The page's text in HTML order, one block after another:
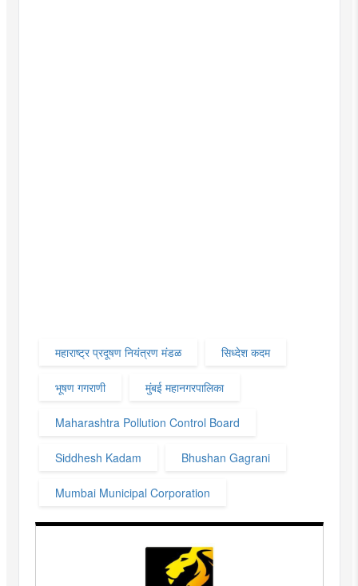
महाराष्ट्र प्रदूषण नियंत्रण मंडळ सिध्देश कदम
भूषण गगराणी मुंबई महानगरपालिका
Maharashtra Pollution Control Board
Siddhesh Kadam Bhushan Gagrani
Mumbai Municipal Corporation